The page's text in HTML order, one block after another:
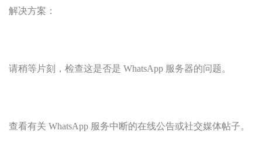
解决方案：
请稍等片刻，检查这是否是 WhatsApp 服务器的问题。
查看有关 WhatsApp 服务中断的在线公告或社交媒体帖子。